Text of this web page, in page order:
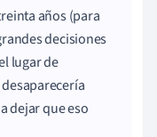
años (para
decisiones
lugar de
dejar que eso